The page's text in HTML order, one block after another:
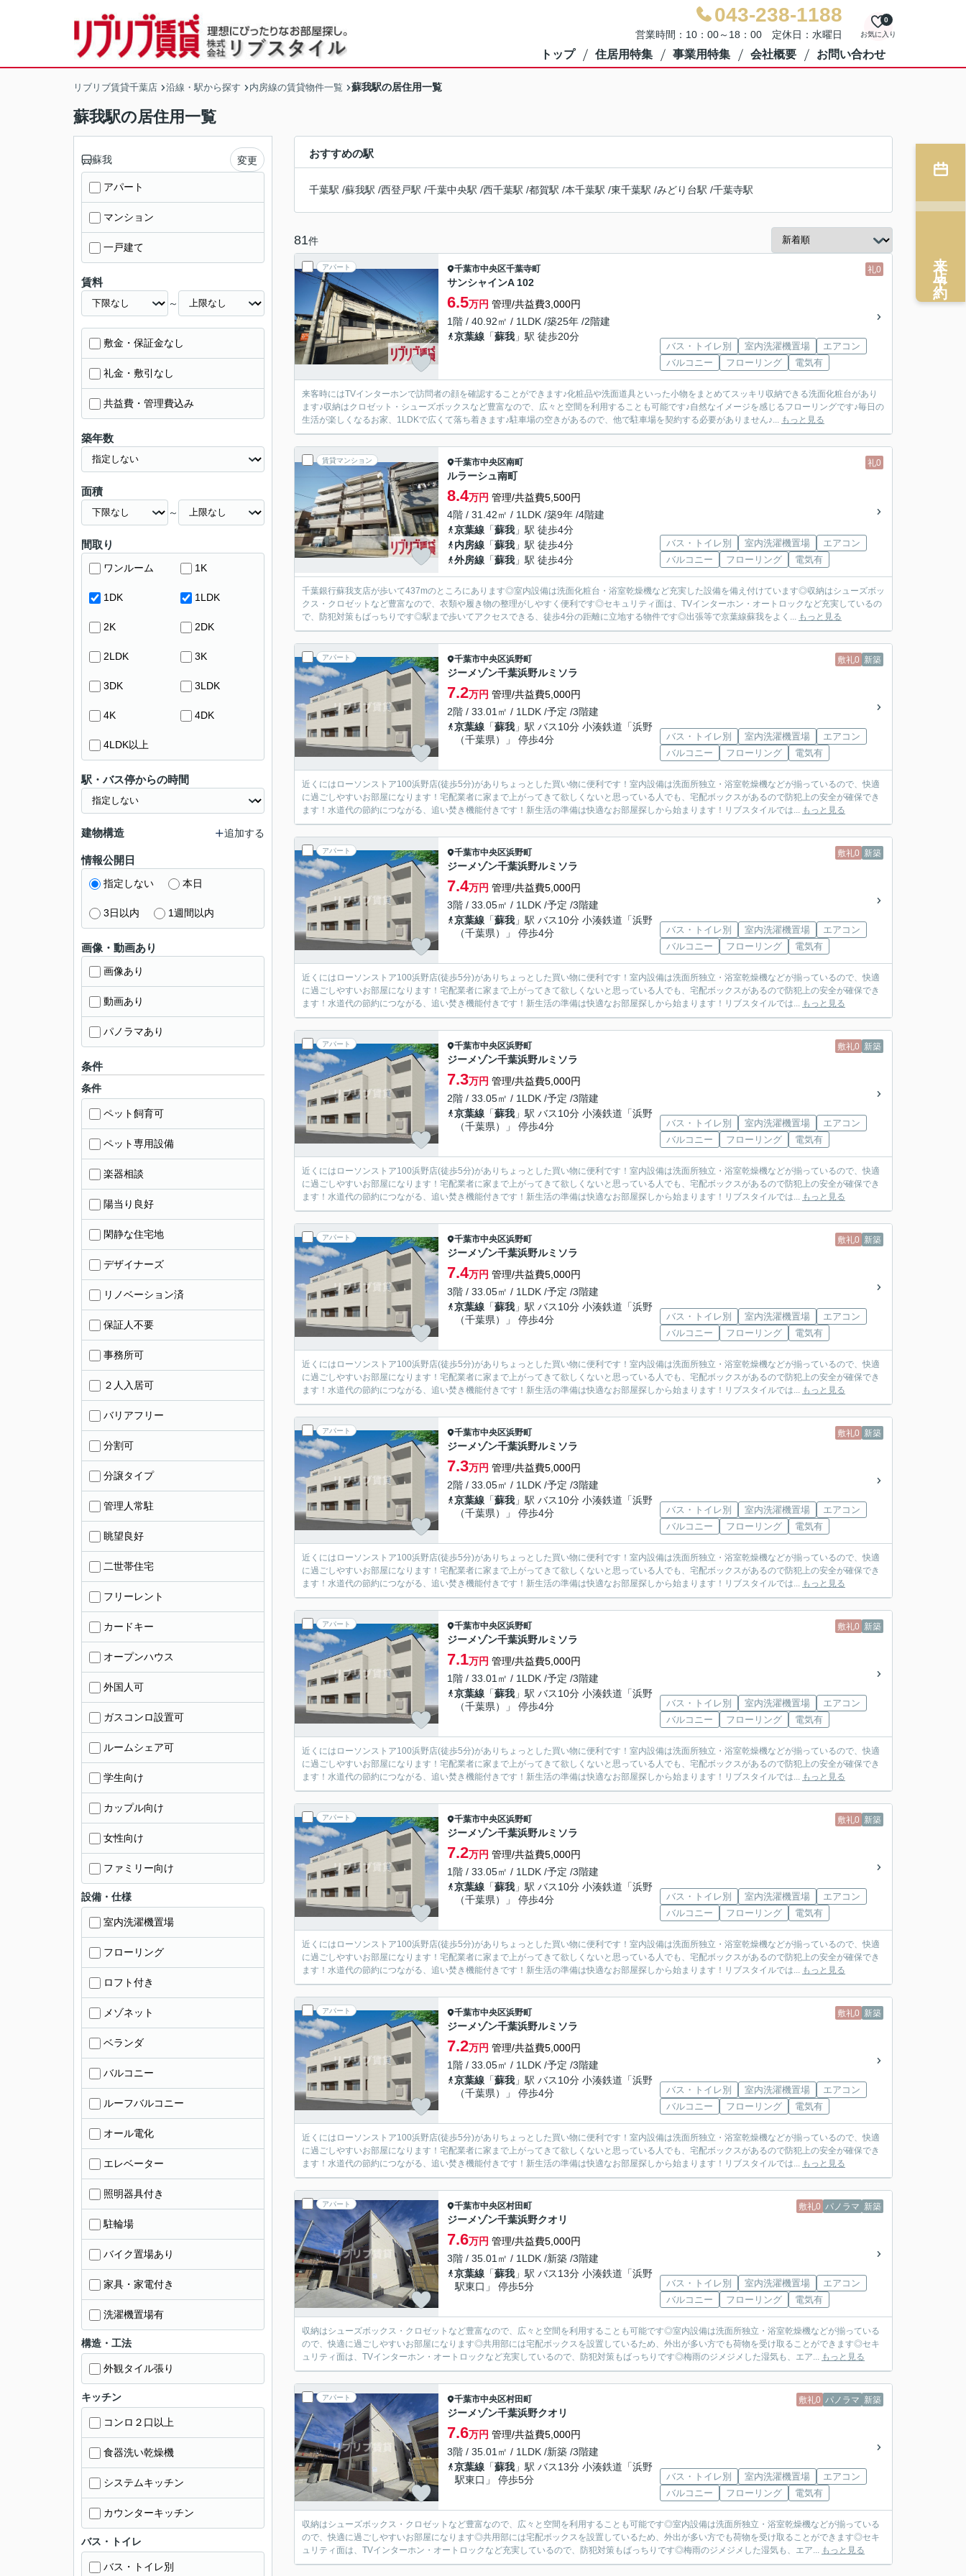
043-238-1188
営業時間：10：00～18：00 定休日：水曜日 お気に入り
0
トップ 住居用特集 事業用特集 会社概要 お問い合わせ
リブリブ賃貸千葉店 沿線・駅から探す 内房線の賃貸物件一覧 蘇我駅の居住用一覧
蘇我駅の居住用一覧
おすすめの駅
千葉駅 /蘇我駅 /西登戸駅 /千葉中央駅 /西千葉駅 /都賀駅 /本千葉駅 /東千葉駅 /みどり台駅 /千葉寺駅
81件
アパート 礼0
千葉市中央区千葉寺町
サンシャインA 102
6.5万円 管理/共益費3,000円
1階 / 40.92㎡ / 1LDK /築25年 /2階建
京葉線 「蘇我 」駅 徒歩20分
バス・トイレ別 室内洗濯機置場
エアコン
バルコニー
フローリング 電気有
来客時にはTVインターホンで訪問者の顔を確認することができます♪化粧品や洗面道具といった小物をまとめてスッキリ収納できる洗面化粧台があり
ます♪収納はクロゼット・シューズボックスなど豊富なので、広々と空間を利用することも可能です♪自然なイメージを感じるフローリングです♪毎日の
生活が楽しくなるお家、1LDKで広くて落ち着きます♪駐車場の空きがあるので、他で駐車場を契約する必要がありません♪... もっと見る
賃貸マンション 礼0
千葉市中央区南町
ルラーシュ南町
8.4万円 管理/共益費5,500円
4階 / 31.42㎡ / 1LDK /築9年 /4階建
京葉線 「蘇我 」駅 徒歩4分
内房線 「蘇我 」駅 徒歩4分
外房線 「蘇我 」駅 徒歩4分
バス・トイレ別 室内洗濯機置場
エアコン
バルコニー
フローリング 電気有
千葉銀行蘇我支店が歩いて437mのところにあります◎室内設備は洗面化粧台・浴室乾燥機など充実した設備を備え付けています◎収納はシューズボッ
クス・クロゼットなど豊富なので、衣類や履き物の整理がしやすく便利です◎セキュリティ面は、TVインターホン・オートロックなど充実しているの
で、防犯対策もばっちりです◎駅まで歩いてアクセスできる、徒歩4分の距離に立地する物件です◎出張等で京葉線蘇我をよく... もっと見る
アパート 敷礼0 新築
千葉市中央区浜野町
ジーメゾン千葉浜野ルミソラ
7.2万円 管理/共益費5,000円
2階 / 33.01㎡ / 1LDK /予定 /3階建
京葉線 「蘇我 」駅 バス10分 小湊鉄道「浜野
（千葉県）」 停歩4分
バス・トイレ別 室内洗濯機置場
エアコン
バルコニー
フローリング 電気有
近くにはローソンストア100浜野店(徒歩5分)がありちょっとした買い物に便利です！室内設備は洗面所独立・浴室乾燥機などが揃っているので、快適
に過ごしやすいお部屋になります！宅配業者に家まで上がってきて欲しくないと思っている人でも、宅配ボックスがあるので防犯上の安全が確保でき
ます！水道代の節約につながる、追い焚き機能付きです！新生活の準備は快適なお部屋探しから始まります！リブスタイルでは... もっと見る
アパート 敷礼0 新築
千葉市中央区浜野町
ジーメゾン千葉浜野ルミソラ
7.4万円 管理/共益費5,000円
3階 / 33.05㎡ / 1LDK /予定 /3階建
京葉線 「蘇我 」駅 バス10分 小湊鉄道「浜野
（千葉県）」 停歩4分
バス・トイレ別 室内洗濯機置場
エアコン
バルコニー
フローリング 電気有
近くにはローソンストア100浜野店(徒歩5分)がありちょっとした買い物に便利です！室内設備は洗面所独立・浴室乾燥機などが揃っているので、快適
に過ごしやすいお部屋になります！宅配業者に家まで上がってきて欲しくないと思っている人でも、宅配ボックスがあるので防犯上の安全が確保でき
ます！水道代の節約につながる、追い焚き機能付きです！新生活の準備は快適なお部屋探しから始まります！リブスタイルでは... もっと見る
アパート 敷礼0 新築
千葉市中央区浜野町
ジーメゾン千葉浜野ルミソラ
7.3万円 管理/共益費5,000円
2階 / 33.05㎡ / 1LDK /予定 /3階建
京葉線 「蘇我 」駅 バス10分 小湊鉄道「浜野
（千葉県）」 停歩4分
バス・トイレ別 室内洗濯機置場
エアコン
バルコニー
フローリング 電気有
近くにはローソンストア100浜野店(徒歩5分)がありちょっとした買い物に便利です！室内設備は洗面所独立・浴室乾燥機などが揃っているので、快適
に過ごしやすいお部屋になります！宅配業者に家まで上がってきて欲しくないと思っている人でも、宅配ボックスがあるので防犯上の安全が確保でき
ます！水道代の節約につながる、追い焚き機能付きです！新生活の準備は快適なお部屋探しから始まります！リブスタイルでは... もっと見る
アパート 敷礼0 新築
千葉市中央区浜野町
ジーメゾン千葉浜野ルミソラ
7.4万円 管理/共益費5,000円
3階 / 33.05㎡ / 1LDK /予定 /3階建
京葉線 「蘇我 」駅 バス10分 小湊鉄道「浜野
（千葉県）」 停歩4分
バス・トイレ別 室内洗濯機置場
エアコン
バルコニー
フローリング 電気有
近くにはローソンストア100浜野店(徒歩5分)がありちょっとした買い物に便利です！室内設備は洗面所独立・浴室乾燥機などが揃っているので、快適
に過ごしやすいお部屋になります！宅配業者に家まで上がってきて欲しくないと思っている人でも、宅配ボックスがあるので防犯上の安全が確保でき
ます！水道代の節約につながる、追い焚き機能付きです！新生活の準備は快適なお部屋探しから始まります！リブスタイルでは... もっと見る
アパート 敷礼0 新築
千葉市中央区浜野町
ジーメゾン千葉浜野ルミソラ
7.3万円 管理/共益費5,000円
2階 / 33.05㎡ / 1LDK /予定 /3階建
京葉線 「蘇我 」駅 バス10分 小湊鉄道「浜野
（千葉県）」 停歩4分
バス・トイレ別 室内洗濯機置場
エアコン
バルコニー
フローリング 電気有
近くにはローソンストア100浜野店(徒歩5分)がありちょっとした買い物に便利です！室内設備は洗面所独立・浴室乾燥機などが揃っているので、快適
に過ごしやすいお部屋になります！宅配業者に家まで上がってきて欲しくないと思っている人でも、宅配ボックスがあるので防犯上の安全が確保でき
ます！水道代の節約につながる、追い焚き機能付きです！新生活の準備は快適なお部屋探しから始まります！リブスタイルでは... もっと見る
アパート 敷礼0 新築
千葉市中央区浜野町
ジーメゾン千葉浜野ルミソラ
7.1万円 管理/共益費5,000円
1階 / 33.01㎡ / 1LDK /予定 /3階建
京葉線 「蘇我 」駅 バス10分 小湊鉄道「浜野
（千葉県）」 停歩4分
バス・トイレ別 室内洗濯機置場
エアコン
バルコニー
フローリング 電気有
近くにはローソンストア100浜野店(徒歩5分)がありちょっとした買い物に便利です！室内設備は洗面所独立・浴室乾燥機などが揃っているので、快適
に過ごしやすいお部屋になります！宅配業者に家まで上がってきて欲しくないと思っている人でも、宅配ボックスがあるので防犯上の安全が確保でき
ます！水道代の節約につながる、追い焚き機能付きです！新生活の準備は快適なお部屋探しから始まります！リブスタイルでは... もっと見る
アパート 敷礼0 新築
千葉市中央区浜野町
ジーメゾン千葉浜野ルミソラ
7.2万円 管理/共益費5,000円
1階 / 33.05㎡ / 1LDK /予定 /3階建
京葉線 「蘇我 」駅 バス10分 小湊鉄道「浜野
（千葉県）」 停歩4分
バス・トイレ別 室内洗濯機置場
エアコン
バルコニー
フローリング 電気有
近くにはローソンストア100浜野店(徒歩5分)がありちょっとした買い物に便利です！室内設備は洗面所独立・浴室乾燥機などが揃っているので、快適
に過ごしやすいお部屋になります！宅配業者に家まで上がってきて欲しくないと思っている人でも、宅配ボックスがあるので防犯上の安全が確保でき
ます！水道代の節約につながる、追い焚き機能付きです！新生活の準備は快適なお部屋探しから始まります！リブスタイルでは... もっと見る
アパート 敷礼0 新築
千葉市中央区浜野町
ジーメゾン千葉浜野ルミソラ
7.2万円 管理/共益費5,000円
1階 / 33.05㎡ / 1LDK /予定 /3階建
京葉線 「蘇我 」駅 バス10分 小湊鉄道「浜野
（千葉県）」 停歩4分
バス・トイレ別 室内洗濯機置場
エアコン
バルコニー
フローリング 電気有
近くにはローソンストア100浜野店(徒歩5分)がありちょっとした買い物に便利です！室内設備は洗面所独立・浴室乾燥機などが揃っているので、快適
に過ごしやすいお部屋になります！宅配業者に家まで上がってきて欲しくないと思っている人でも、宅配ボックスがあるので防犯上の安全が確保でき
ます！水道代の節約につながる、追い焚き機能付きです！新生活の準備は快適なお部屋探しから始まります！リブスタイルでは... もっと見る
アパート 敷礼0 パノラマ 新築
千葉市中央区村田町
ジーメゾン千葉浜野クオリ
7.6万円 管理/共益費5,000円
3階 / 35.01㎡ / 1LDK /新築 /3階建
京葉線 「蘇我 」駅 バス13分 小湊鉄道「浜野
駅東口」 停歩5分
バス・トイレ別 室内洗濯機置場
エアコン
バルコニー
フローリング 電気有
収納はシューズボックス・クロゼットなど豊富なので、広々と空間を利用することも可能です◎室内設備は洗面所独立・浴室乾燥機などが揃っている
ので、快適に過ごしやすいお部屋になります◎共用部には宅配ボックスを設置しているため、外出が多い方でも荷物を受け取ることができます◎セキ
ュリティ面は、TVインターホン・オートロックなど充実しているので、防犯対策もばっちりです◎梅雨のジメジメした湿気も、エア... もっと見る
アパート 敷礼0 パノラマ 新築
千葉市中央区村田町
ジーメゾン千葉浜野クオリ
7.6万円 管理/共益費5,000円
3階 / 35.01㎡ / 1LDK /新築 /3階建
京葉線 「蘇我 」駅 バス13分 小湊鉄道「浜野
駅東口」 停歩5分
バス・トイレ別 室内洗濯機置場
エアコン
バルコニー
フローリング 電気有
収納はシューズボックス・クロゼットなど豊富なので、広々と空間を利用することも可能です◎室内設備は洗面所独立・浴室乾燥機などが揃っている
ので、快適に過ごしやすいお部屋になります◎共用部には宅配ボックスを設置しているため、外出が多い方でも荷物を受け取ることができます◎セキ
ュリティ面は、TVインターホン・オートロックなど充実しているので、防犯対策もばっちりです◎梅雨のジメジメした湿気も、エア... もっと見る
蘇我 変更
アパート
マンション
一戸建て
賃料
～
敷金・保証金なし
礼金・敷引なし
共益費・管理費込み
築年数
面積
～
間取り
ワンルーム 1K
1DK 1LDK
2K 2DK
2LDK 3K
3DK 3LDK
4K 4DK
4LDK以上
駅・バス停からの時間
建物構造 追加する
情報公開日
指定しない 本日
3日以内 1週間以内
画像・動画あり
画像あり
動画あり
パノラマあり
条件
条件
ペット飼育可
ペット専用設備
楽器相談
陽当り良好
閑静な住宅地
デザイナーズ
リノベーション済
保証人不要
事務所可
２人入居可
バリアフリー
分割可
分譲タイプ
管理人常駐
眺望良好
二世帯住宅
フリーレント
カードキー
オープンハウス
外国人可
ガスコンロ設置可
ルームシェア可
学生向け
カップル向け
女性向け
ファミリー向け
設備・仕様
室内洗濯機置場
フローリング
ロフト付き
メゾネット
ベランダ
バルコニー
ルーフバルコニー
オール電化
エレベーター
照明器具付き
駐輪場
バイク置場あり
家具・家電付き
洗濯機置場有
構造・工法
外観タイル張り
キッチン
コンロ２口以上
食器洗い乾燥機
システムキッチン
カウンターキッチン
バス・トイレ
バス・トイレ別
来店予約